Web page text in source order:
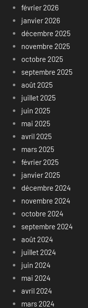
février 2026
janvier 2026
décembre 2025
novembre 2025
octobre 2025
septembre 2025
août 2025
juillet 2025
juin 2025
mai 2025
avril 2025
mars 2025
février 2025
janvier 2025
décembre 2024
novembre 2024
octobre 2024
septembre 2024
août 2024
juillet 2024
juin 2024
mai 2024
avril 2024
mars 2024